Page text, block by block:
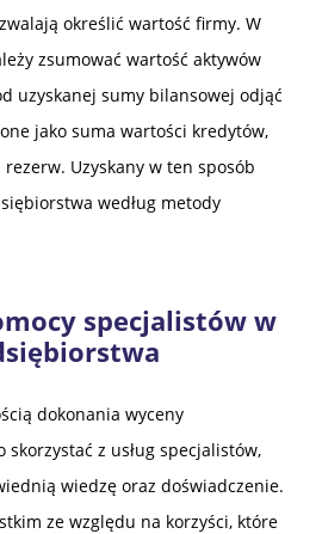
określić wartość firmy. W
zsumować wartość aktywów
uzyskanej sumy bilansowej odjąć
jako suma wartości kredytów,
Uzyskany w ten sposób
według metody
specjalistów w
dokonania wyceny
z usług specjalistów,
wiedzę oraz doświadczenie.
ze względu na korzyści, które